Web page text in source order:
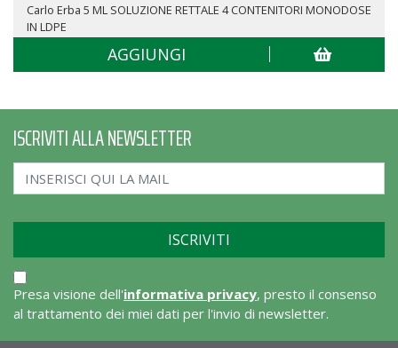
Carlo Erba 5 ML SOLUZIONE RETTALE 4 CONTENITORI MONODOSE
IN LDPE
AGGIUNGI
ISCRIVITI ALLA NEWSLETTER
Presa visione dell'informativa privacy, presto il consenso
al trattamento dei miei dati per l'invio di newsletter.